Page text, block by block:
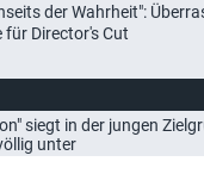
der Wahrheit":
für Director's Cut
siegt in der jungen
unter